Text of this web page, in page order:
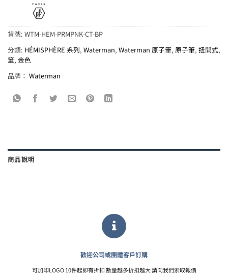
貨號: WTM-HEM-PRMPNK-CT-BP
分類: HÉMISPHÈRE 系列, Waterman, Waterman 原子筆, 原子筆, 扭開式,
筆, 金色
品牌： Waterman
商品說明
歡迎公司或團體客戶訂購
可加印LOGO 10件起即有折扣 數量越多折扣越大 請向我們索取報價